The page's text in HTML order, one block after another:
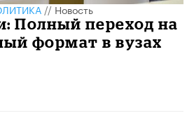
//Новость
Полный переход на
формат в вузах